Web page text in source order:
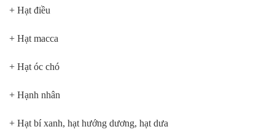
+ Hạt điều
+ Hạt macca
+ Hạt óc chó
+ Hạnh nhân
+ Hạt bí xanh, hạt hướng dương, hạt dưa